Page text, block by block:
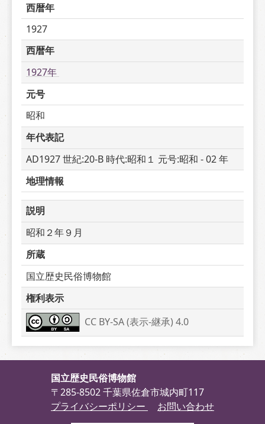
西暦年
1927
西暦年
1927年
元号
昭和
年代表記
AD1927 世紀:20-B 時代:昭和１ 元号:昭和 - 02 年
地理情報
説明
昭和２年９月
所蔵
国立歴史民俗博物館
権利表示
CC BY-SA (表示-継承) 4.0
国立歴史民俗博物館
〒285-8502 千葉県佐倉市城内町117
プライバシーポリシー
お問い合わせ